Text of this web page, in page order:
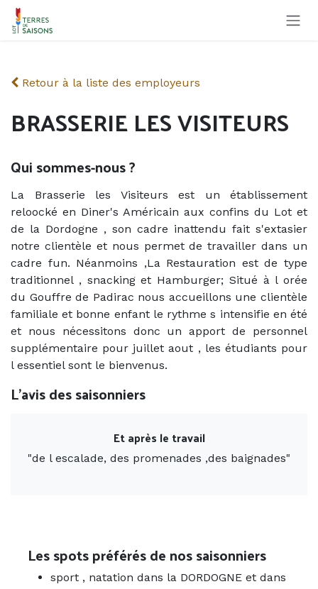
Se rendre au contenu
Retour à la liste des employeurs
BRASSERIE LES VISITEURS
Qui sommes-nous ?
La Brasserie les Visiteurs est un établissement
reloocké en Diner's Américain aux confins du Lot et
de la Dordogne , son cadre inattendu fait s'extasier
notre clientèle et nous permet de travailler dans un
cadre fun. Néanmoins ,La Restauration est de type
traditionnel , snacking et Hamburger; Situé à l orée
du Gouffre de Padirac nous accueillons une clientèle
familiale et bonne enfant le rythme s intensifie en été
et nous nécessitons donc un apport de personnel
supplémentaire pour juillet aout , les étudiants pour
l essentiel sont le bienvenus.
Previous
L'avis des saisonniers
Et après le travail
"de l escalade, des promenades ,des baignades"
Les spots préférés de nos saisonniers
sport , natation dans la DORDOGNE et dans